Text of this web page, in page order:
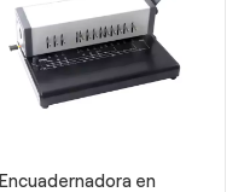
Encuadernadora en